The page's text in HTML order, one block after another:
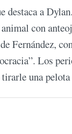
destaca a
con
Fernández,
Los
una